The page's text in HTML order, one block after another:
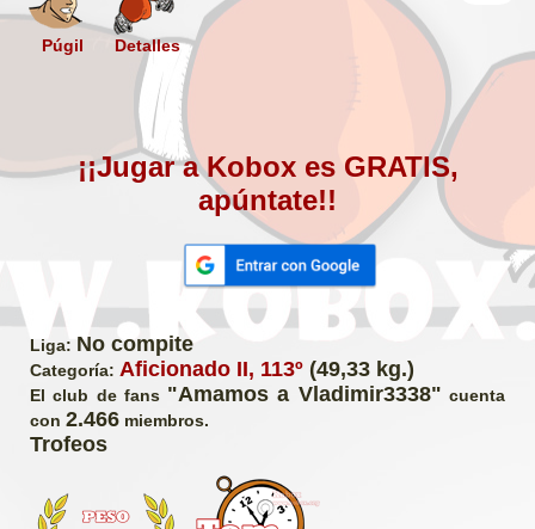
Púgil Detalles
¡¡Jugar a Kobox es GRATIS,
apúntate!!
Liga: No compite
Categoría: Aficionado II, 113º (49,33 kg.)
El club de fans "Amamos a Vladimir3338" cuenta
con 2.466 miembros.
Trofeos